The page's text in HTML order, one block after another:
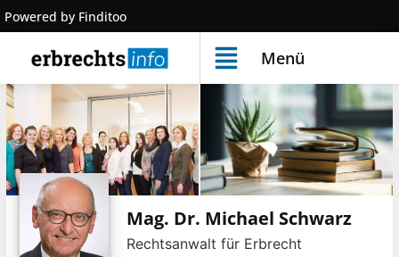
Powered by Finditoo
Menü
Mag. Dr. Michael Schwarz
Rechtsanwalt für Erbrecht